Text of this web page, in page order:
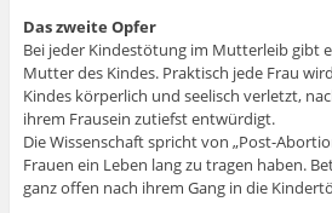
Das zweite Opfer
Bei jeder Kindestötung im Mutterleib gibt
Mutter des Kindes. Praktisch jede Frau
Kindes körperlich und seelisch verletzt,
ihrem Frausein zutiefst entwürdigt.
Die Wissenschaft spricht von „Post-
Frauen ein Leben lang zu tragen haben.
ganz offen nach ihrem Gang in die